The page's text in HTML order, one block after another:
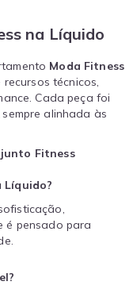
na Líquido
Moda Fitness
técnicos,
Cada peça foi
alinhada às
Fitness
Líquido?
é pensado para